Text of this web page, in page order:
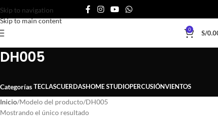
Skip to navigation
Skip to main content
0 S/
DH005
CategoríasTECLASCUERDASHOME STUDIOPERCUSIÓNVIENTOS
Inicio Modelo del producto DH005
Mostrando el único resultado